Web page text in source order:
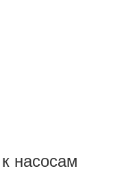
насосам